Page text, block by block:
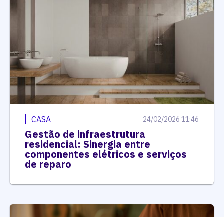
CASA 24/02/2026 11:46
Gestão de infraestrutura
residencial: Sinergia entre
componentes elétricos e serviços
de reparo